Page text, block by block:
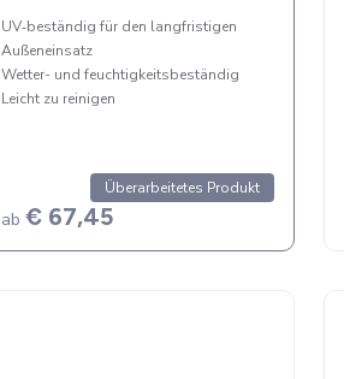
UV‑beständig für den langfristigen
Außeneinsatz
Wetter- und feuchtigkeitsbeständig
Leicht zu reinigen
Überarbeitetes Produkt
ab € 67,45